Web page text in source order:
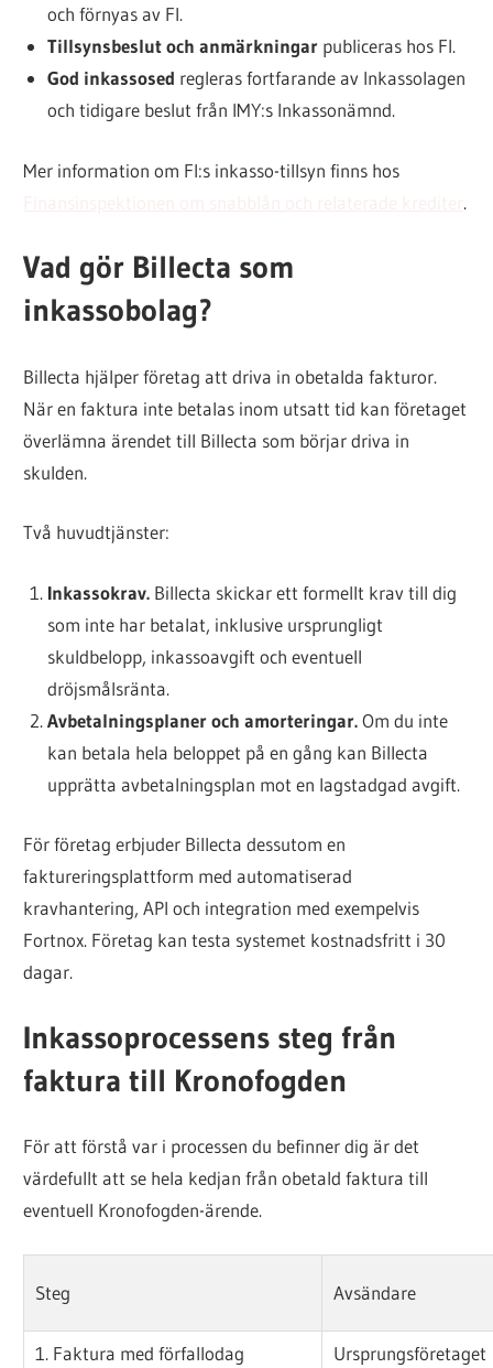
och förnyas av FI.
Tillsynsbeslut och anmärkningarpubliceras hos FI.
God inkassosed regleras fortfarande av Inkassolagen
och tidigare beslut från IMY:s Inkassonämnd.
Mer information om FI:s inkasso-tillsyn finns hos
.
Vad gör Billecta som
inkassobolag?
Billecta hjälper företag att driva in obetalda fakturor.
När en faktura inte betalas inom utsatt tid kan företaget
överlämna ärendet till Billecta som börjar driva in
skulden.
Två huvudtjänster:
Inkassokrav.Billecta skickar ett formellt krav till dig
som inte har betalat, inklusive ursprungligt
skuldbelopp, inkassoavgift och eventuell
dröjsmålsränta.
Avbetalningsplaner och amorteringar.Om du inte
kan betala hela beloppet på en gång kan Billecta
upprätta avbetalningsplan mot en lagstadgad avgift.
För företag erbjuder Billecta dessutom en
faktureringsplattform med automatiserad
kravhantering, API och integration med exempelvis
Fortnox. Företag kan testa systemet kostnadsfritt i 30
dagar.
Inkassoprocessens steg från
faktura till Kronofogden
För att förstå var i processen du befinner dig är det
värdefullt att se hela kedjan från obetald faktura till
eventuell Kronofogden-ärende.
Steg Avsändare
1. Faktura med förfallodag Ursprungsföretaget